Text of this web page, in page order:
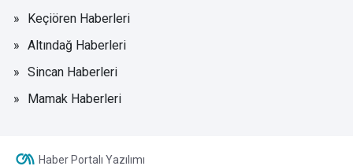
Keçiören Haberleri
Altındağ Haberleri
Sincan Haberleri
Mamak Haberleri
Haber Portalı Yazılımı